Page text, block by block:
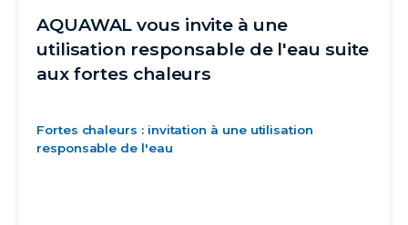
AQUAWAL vous invite à une
utilisation responsable de l'eau suite
aux fortes chaleurs
Fortes chaleurs : invitation à une utilisation
responsable de l'eau